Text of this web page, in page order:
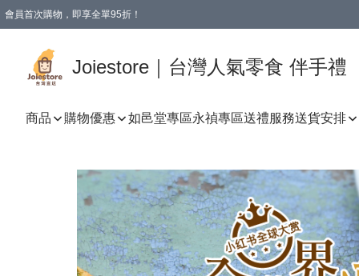
會員首次購物，即享全單95折！
Joiestore｜台灣人氣零食 伴手禮
商品 購物優惠 如邑堂專區永禎專區送禮服務送貨安排